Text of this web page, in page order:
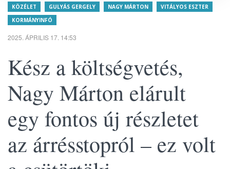
KÖZÉLET GULYÁS GERGELY NAGY MÁRTON
VITÁLYOS ESZTER
KORMÁNYINFÓ
2025. ÁPRILIS 17. 14:53
Kész a költségvetés,
Nagy Márton elárult
egy fontos új részletet
az árrésstopról – ez volt